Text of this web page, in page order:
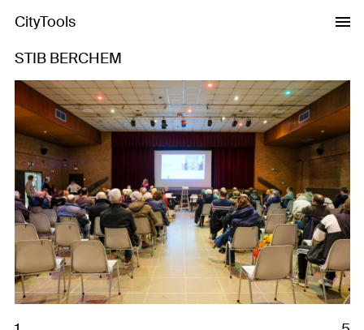
CityTools
STIB BERCHEM
Previous Next